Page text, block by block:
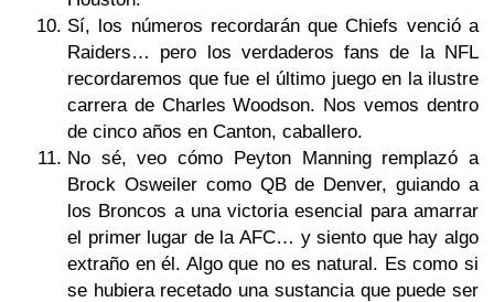
Sí, los números recordarán que Chiefs venció a
Raiders… pero los verdaderos fans de la NFL
recordaremos que fue el último juego en la ilustre
carrera de Charles Woodson. Nos vemos dentro
de cinco años en Canton, caballero.
No sé, veo cómo Peyton Manning remplazó a
Brock Osweiler como QB de Denver, guiando a
los Broncos a una victoria esencial para amarrar
el primer lugar de la AFC… y siento que hay algo
extraño en él. Algo que no es natural. Es como si
se hubiera recetado una sustancia que puede ser